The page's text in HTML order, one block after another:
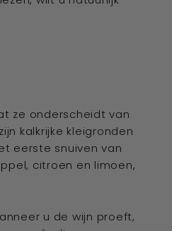
ze onderscheidt van
kalkrijke kleigronden
eerste snuiven van
citroen en limoen,
u de wijn proeft,